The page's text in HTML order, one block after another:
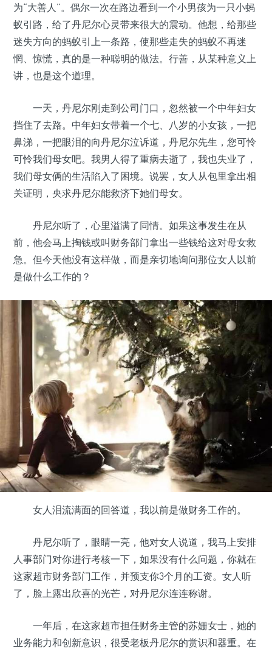
为“大善人”。偶尔一次在路边看到一个小男孩为一只小蚂
蚁引路，给了丹尼尔心灵带来很大的震动。他想，给那些
迷失方向的蚂蚁引上一条路，使那些走失的蚂蚁不再迷
惘、惊慌，真的是一种聪明的做法。行善，从某种意义上
讲，也是这个道理。
一天，丹尼尔刚走到公司门口，忽然被一个中年妇女
挡住了去路。中年妇女带着一个七、八岁的小女孩，一把
鼻涕，一把眼泪的向丹尼尔泣诉道，丹尼尔先生，您可怜
可怜我们母女吧。我男人得了重病去逝了，我也失业了，
我们母女俩的生活陷入了困境。说罢，女人从包里拿出相
关证明，央求丹尼尔能救济下她们母女。
丹尼尔听了，心里溢满了同情。如果这事发生在从
前，他会马上掏钱或叫财务部门拿出一些钱给这对母女救
急。但今天他没有这样做，而是亲切地询问那位女人以前
是做什么工作的？
女人泪流满面的回答道，我以前是做财务工作的。
丹尼尔听了，眼睛一亮，他对女人说道，我马上安排
人事部门对你进行考核一下，如果没有什么问题，你就在
这家超市财务部门工作，并预支你3个月的工资。女人听
了，脸上露出欣喜的光芒，对丹尼尔连连称谢。
一年后，在这家超市担任财务主管的苏姗女士，她的
业务能力和创新意识，很受老板丹尼尔的赏识和器重。在